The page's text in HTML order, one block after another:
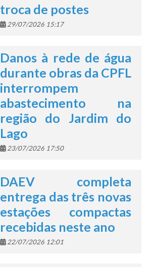
troca de postes
29/07/2026 15:17
Danos à rede de água
durante obras da CPFL
interrompem
abastecimento na
região do Jardim do
Lago
23/07/2026 17:50
DAEV completa
entrega das três novas
estações compactas
recebidas neste ano
22/07/2026 12:01